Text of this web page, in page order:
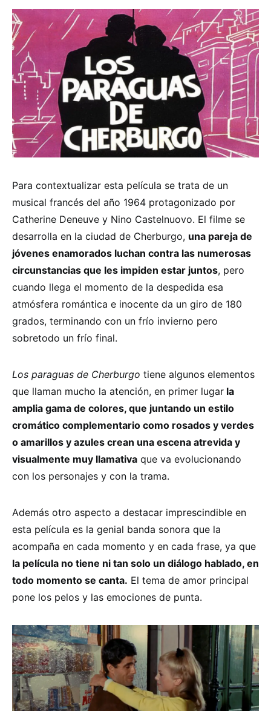
Para contextualizar esta película se trata de un
musical francés del año 1964 protagonizado por
Catherine Deneuve y Nino Castelnuovo. El filme se
desarrolla en la ciudad de Cherburgo, una pareja de
jóvenes enamorados luchan contra las numerosas
circunstancias que les impiden estar juntos, pero
cuando llega el momento de la despedida esa
atmósfera romántica e inocente da un giro de 180
grados, terminando con un frío invierno pero
sobretodo un frío final.
Los paraguas de Cherburgo tiene algunos elementos
que llaman mucho la atención, en primer lugar la
amplia gama de colores, que juntando un estilo
cromático complementario como rosados y verdes
o amarillos y azules crean una escena atrevida y
visualmente muy llamativa que va evolucionando
con los personajes y con la trama.
Además otro aspecto a destacar imprescindible en
esta película es la genial banda sonora que la
acompaña en cada momento y en cada frase, ya que
la película no tiene ni tan solo un diálogo hablado, en
todo momento se canta. El tema de amor principal
pone los pelos y las emociones de punta.